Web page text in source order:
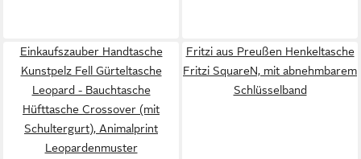
Einkaufszauber Handtasche
Kunstpelz Fell Gürteltasche
Leopard - Bauchtasche
Hüfttasche Crossover (mit
Schultergurt), Animalprint
Leopardenmuster
Fritzi aus Preußen Henkeltasche
Fritzi SquareN, mit abnehmbarem
Schlüsselband